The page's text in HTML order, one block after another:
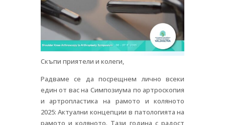
Скъпи приятели и колеги,
Радваме се да посрещнем лично всеки
един от вас на Симпозиума по артроскопия
и артропластика на рамото и коляното
2025: Актуални концепции в патологията на
рамото и коляното. Тази година с радост